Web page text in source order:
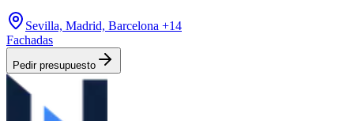
Sevilla, Madrid, Barcelona +14
Fachadas
Pedir presupuesto